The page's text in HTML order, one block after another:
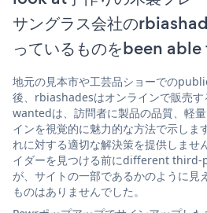
サングラス会社の
っているものをbeen able
地元の見本市や工芸品ショーでの
後、rbiashadesはオンラインで販売す
wantedは、訪問者に製品の品質、軽
インを視覚的に魅力的な方法で示し
れに対する適切な解決策を提供しませ
イダーを見つける前にdifferent third-
が、サイトの一部であるかのように見
ものはありませんでした。